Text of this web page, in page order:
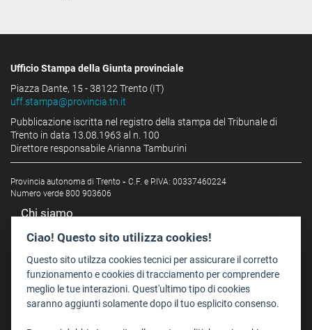
Ufficio Stampa della Giunta provinciale
Piazza Dante, 15 - 38122 Trento (IT)
uff.stampa@provincia.tn.it
Pubblicazione iscritta nel registro della stampa del Tribunale di
Trento in data 13.08.1963 al n. 100
Direttore responsabile Arianna Tamburini
Provincia autonoma di Trento - C.F. e P.IVA: 00337460224
Numero verde 800 903606
Chi siamo
Redazione
Staff
Format - Centro Audiovisivi
Trentino Film Commission
Ciao! Questo sito utilizza cookies!
Questo sito utilzza cookies tecnici per assicurare il corretto
funzionamento e cookies di tracciamento per comprendere
meglio le tue interazioni. Quest'ultimo tipo di cookies
saranno aggiunti solamente dopo il tuo esplicito consenso.